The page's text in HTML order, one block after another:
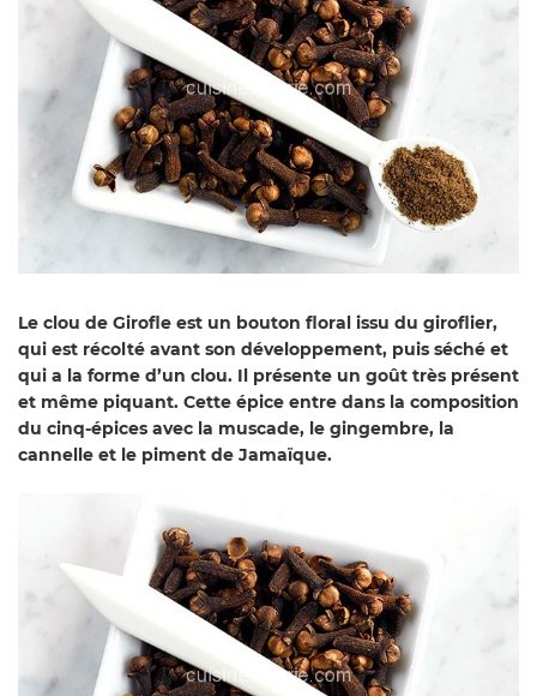
Le clou de Girofle est un bouton floral issu du giroflier,
qui est récolté avant son développement, puis séché et
qui a la forme d’un clou. Il présente un goût très présent
et même piquant. Cette épice entre dans la composition
du cinq-épices avec la muscade, le gingembre, la
cannelle et le piment de Jamaïque.